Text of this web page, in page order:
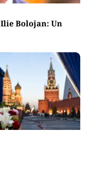
Bolojan: Un